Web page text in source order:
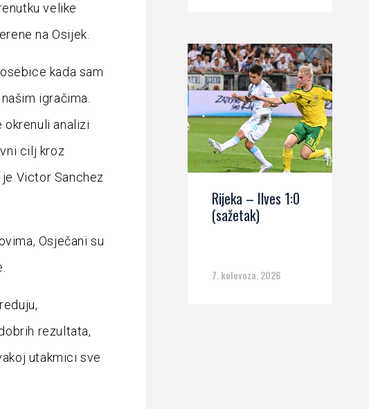
velike
na Osijek.
kada sam
igračima.
analizi
cilj kroz
Victor Sanchez
Osječani su
rezultata,
utakmici sve
Rijeka – Ilves 1:0
(sažetak)
7. kolovoza, 2026